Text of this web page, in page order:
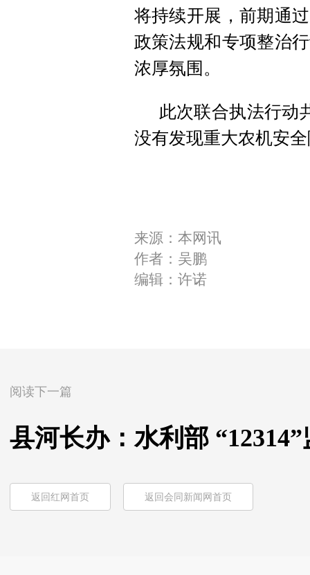
将持续开展，前期通
政策法规和专项整治
浓厚氛围。
此次联合执法行动
没有发现重大农机安
来源：本网讯
作者：吴鹏
编辑：许诺
阅读下一篇
县河长办：水利部
返回红网首页 返回会同新闻网首页